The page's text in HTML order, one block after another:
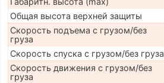
Общая высота верхней защиты
Скорость подъема с грузом/без
груза
Скорость спуска с грузом/без груза
Скорость движения с грузом/без
груза